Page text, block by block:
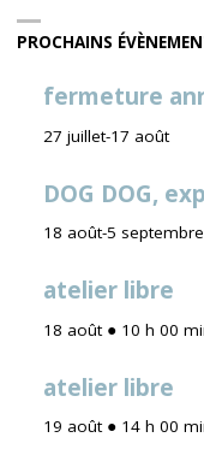
PROCHAINS
fermeture
27 juillet-17 août
DOG DOG,
18 août-5 septembre
atelier libre
18 août ● 10 h 00
atelier libre
19 août ● 14 h 00